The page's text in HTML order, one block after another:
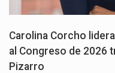
Carolina Corcho
al Congreso de 2026
Pizarro